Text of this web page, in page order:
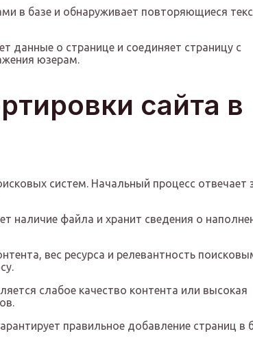
в базе и обнаруживает повторяющиеся
данные о странице и соединяет страницу с
юзерам.
сайта в
систем. Начальный процесс отвечает
наличие файла и хранит сведения о
вес ресурса и релевантность
слабое качество контента или высокая
правильное добавление страниц в